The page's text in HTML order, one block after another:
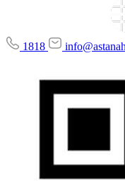
1818